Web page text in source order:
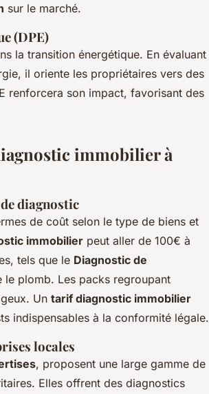
sur le marché.
(DPE)
la transition énergétique. En évaluant
il oriente les propriétaires vers des
renforcera son impact, favorisant des
immobilier à
diagnostic
de coût selon le type de biens et
immobilier peut aller de 100€ à
tels que le Diagnostic de
le plomb. Les packs regroupant
Un tarif diagnostic immobilier
indispensables à la conformité légale.
locales
, proposent une large gamme de
Elles offrent des diagnostics